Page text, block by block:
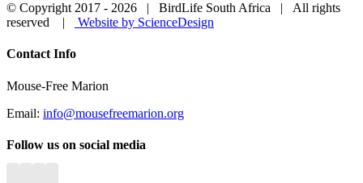
© Copyright 2017 - 2026 | BirdLife South Africa | All rights
reserved |
Website by ScienceDesign
Close
Bar
Contact Info
Mouse-Free Marion
Email: info@mousefreemarion.org
Follow us on social media